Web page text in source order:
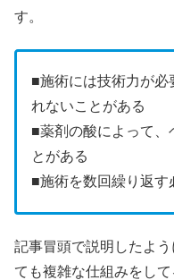
す。
■施術には技術力が必
れないことがある
■薬剤の酸によって、
とがある
■施術を数回繰り返す
記事冒頭で説明したよ
ても複雑な仕組みをして